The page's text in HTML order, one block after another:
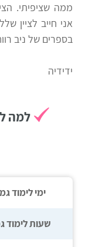
אני חייב לציין
בספרים של ניב
ידידיה
למה
ימי לימוד
שעות לימוד